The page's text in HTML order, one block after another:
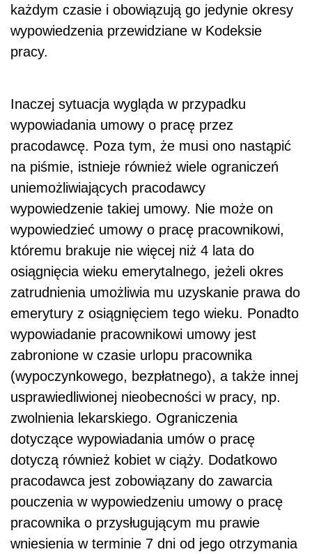
każdym czasie i obowiązują go jedynie okresy
wypowiedzenia przewidziane w Kodeksie
pracy.
Inaczej sytuacja wygląda w przypadku
wypowiadania umowy o pracę przez
pracodawcę. Poza tym, że musi ono nastąpić
na piśmie, istnieje również wiele ograniczeń
uniemożliwiających pracodawcy
wypowiedzenie takiej umowy. Nie może on
wypowiedzieć umowy o pracę pracownikowi,
któremu brakuje nie więcej niż 4 lata do
osiągnięcia wieku emerytalnego, jeżeli okres
zatrudnienia umożliwia mu uzyskanie prawa do
emerytury z osiągnięciem tego wieku. Ponadto
wypowiadanie pracownikowi umowy jest
zabronione w czasie urlopu pracownika
(wypoczynkowego, bezpłatnego), a także innej
usprawiedliwionej nieobecności w pracy, np.
zwolnienia lekarskiego. Ograniczenia
dotyczące wypowiadania umów o pracę
dotyczą również kobiet w ciąży. Dodatkowo
pracodawca jest zobowiązany do zawarcia
pouczenia w wypowiedzeniu umowy o pracę
pracownika o przysługującym mu prawie
wniesienia w terminie 7 dni od jego otrzymania